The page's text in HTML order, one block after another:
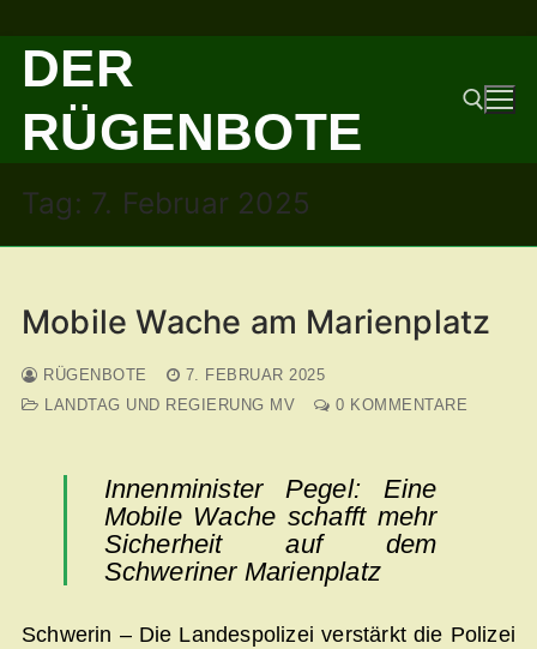
Zum
Inhalt
springen
DER
RÜGENBOTE
Suchen nach:
Tag: 7. Februar 2025
Mobile Wache am Marienplatz
RÜGENBOTE
7. FEBRUAR 2025
LANDTAG UND REGIERUNG MV
0 KOMMENTARE
Innenminister Pegel: Eine
Mobile Wache schafft mehr
Sicherheit auf dem
Schweriner Marienplatz
Schwerin – Die Landespolizei verstärkt die Polizei